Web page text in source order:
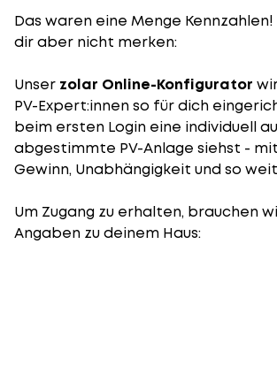
Das waren eine Menge Kennzahlen!
dir aber nicht merken:
Unser zolar Online-Konfigurator
PV-Expert:innen so für dich
beim ersten Login eine individuell
abgestimmte PV-Anlage siehst -
Gewinn, Unabhängigkeit und so
Um Zugang zu erhalten, brauchen
Angaben zu deinem Haus: